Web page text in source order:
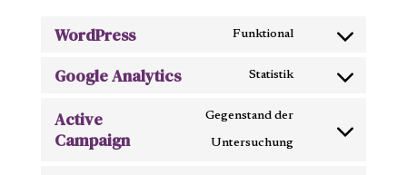
WordPress
Funktional
wordpress
Google Analytics
Statistik
Active
Campaign
Gegenstand der
Untersuchung